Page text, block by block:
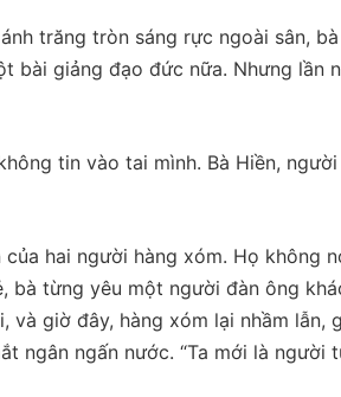
trăng tròn sáng rực ngoài sân, bà
bài giảng đạo đức nữa. Nhưng lần
tin vào tai mình. Bà Hiền,
hai người hàng xóm. Họ không
bà từng yêu một người đàn ông
giờ đây, hàng xóm lại nhầm lẫn,
ngân ngấn nước. “Ta mới là người